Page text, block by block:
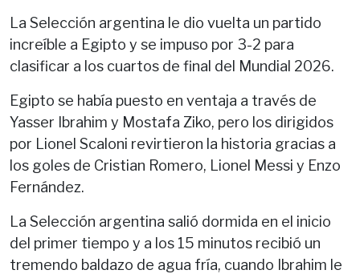
La Selección argentina le dio vuelta un partido
increíble a Egipto y se impuso por 3-2 para
clasificar a los cuartos de final del Mundial 2026.
Egipto se había puesto en ventaja a través de
Yasser Ibrahim y Mostafa Ziko, pero los dirigidos
por Lionel Scaloni revirtieron la historia gracias a
los goles de Cristian Romero, Lionel Messi y Enzo
Fernández.
La Selección argentina salió dormida en el inicio
del primer tiempo y a los 15 minutos recibió un
tremendo baldazo de agua fría, cuando Ibrahim le